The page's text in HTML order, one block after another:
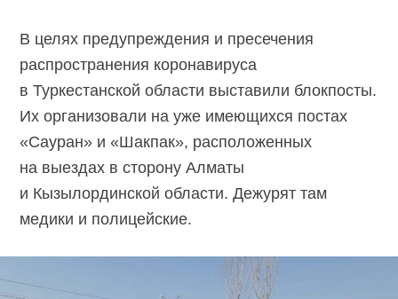
В целях предупреждения и пресечения
распространения коронавируса
в Туркестанской области выставили блокпосты.
Их организовали на уже имеющихся постах
«Сауран» и «Шакпак», расположенных
на выездах в сторону Алматы
и Кызылординской области. Дежурят там
медики и полицейские.